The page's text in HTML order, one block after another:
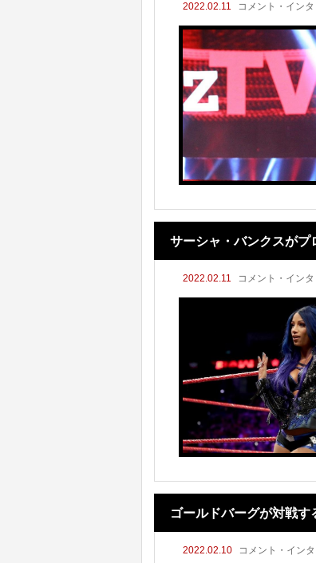
2022.02.11 コメント・イン
サーシャ・バンクスがプ
2022.02.11 コメント・イン
ゴールドバーグが対戦す
2022.02.10 コメント・イン